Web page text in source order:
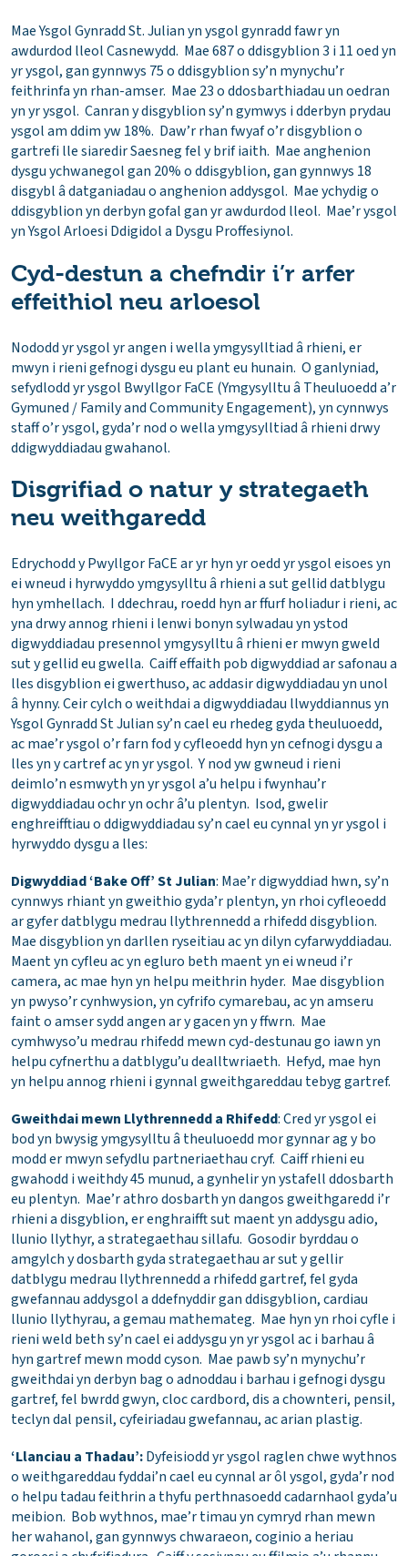
Mae Ysgol Gynradd St. Julian yn ysgol gynradd fawr yn
awdurdod lleol Casnewydd. Mae 687 o ddisgyblion 3 i 11 oed yn
yr ysgol, gan gynnwys 75 o ddisgyblion sy’n mynychu’r
feithrinfa yn rhan-amser. Mae 23 o ddosbarthiadau un oedran
yn yr ysgol. Canran y disgyblion sy’n gymwys i dderbyn prydau
ysgol am ddim yw 18%. Daw’r rhan fwyaf o’r disgyblion o
gartrefi lle siaredir Saesneg fel y brif iaith. Mae anghenion
dysgu ychwanegol gan 20% o ddisgyblion, gan gynnwys 18
disgybl â datganiadau o anghenion addysgol. Mae ychydig o
ddisgyblion yn derbyn gofal gan yr awdurdod lleol. Mae’r ysgol
yn Ysgol Arloesi Ddigidol a Dysgu Proffesiynol.
Cyd-destun a chefndir i’r arfer
effeithiol neu arloesol
Nododd yr ysgol yr angen i wella ymgysylltiad â rhieni, er
mwyn i rieni gefnogi dysgu eu plant eu hunain. O ganlyniad,
sefydlodd yr ysgol Bwyllgor FaCE (Ymgysylltu â Theuluoedd a’r
Gymuned / Family and Community Engagement), yn cynnwys
staff o’r ysgol, gyda’r nod o wella ymgysylltiad â rhieni drwy
ddigwyddiadau gwahanol.
Disgrifiad o natur y strategaeth
neu weithgaredd
Edrychodd y Pwyllgor FaCE ar yr hyn yr oedd yr ysgol eisoes yn
ei wneud i hyrwyddo ymgysylltu â rhieni a sut gellid datblygu
hyn ymhellach. I ddechrau, roedd hyn ar ffurf holiadur i rieni, ac
yna drwy annog rhieni i lenwi bonyn sylwadau yn ystod
digwyddiadau presennol ymgysylltu â rhieni er mwyn gweld
sut y gellid eu gwella. Caiff effaith pob digwyddiad ar safonau a
lles disgyblion ei gwerthuso, ac addasir digwyddiadau yn unol
â hynny. Ceir cylch o weithdai a digwyddiadau llwyddiannus yn
Ysgol Gynradd St Julian sy’n cael eu rhedeg gyda theuluoedd,
ac mae’r ysgol o’r farn fod y cyfleoedd hyn yn cefnogi dysgu a
lles yn y cartref ac yn yr ysgol. Y nod yw gwneud i rieni
deimlo’n esmwyth yn yr ysgol a’u helpu i fwynhau’r
digwyddiadau ochr yn ochr â’u plentyn. Isod, gwelir
enghreifftiau o ddigwyddiadau sy’n cael eu cynnal yn yr ysgol i
hyrwyddo dysgu a lles:
Digwyddiad ‘Bake Off’ St Julian: Mae’r digwyddiad hwn, sy’n
cynnwys rhiant yn gweithio gyda’r plentyn, yn rhoi cyfleoedd
ar gyfer datblygu medrau llythrennedd a rhifedd disgyblion.
Mae disgyblion yn darllen ryseitiau ac yn dilyn cyfarwyddiadau.
Maent yn cyfleu ac yn egluro beth maent yn ei wneud i’r
camera, ac mae hyn yn helpu meithrin hyder. Mae disgyblion
yn pwyso’r cynhwysion, yn cyfrifo cymarebau, ac yn amseru
faint o amser sydd angen ar y gacen yn y ffwrn. Mae
cymhwyso’u medrau rhifedd mewn cyd-destunau go iawn yn
helpu cyfnerthu a datblygu’u dealltwriaeth. Hefyd, mae hyn
yn helpu annog rhieni i gynnal gweithgareddau tebyg gartref.
Gweithdai mewn Llythrennedd a Rhifedd: Cred yr ysgol ei
bod yn bwysig ymgysylltu â theuluoedd mor gynnar ag y bo
modd er mwyn sefydlu partneriaethau cryf. Caiff rhieni eu
gwahodd i weithdy 45 munud, a gynhelir yn ystafell ddosbarth
eu plentyn. Mae’r athro dosbarth yn dangos gweithgaredd i’r
rhieni a disgyblion, er enghraifft sut maent yn addysgu adio,
llunio llythyr, a strategaethau sillafu. Gosodir byrddau o
amgylch y dosbarth gyda strategaethau ar sut y gellir
datblygu medrau llythrennedd a rhifedd gartref, fel gyda
gwefannau addysgol a ddefnyddir gan ddisgyblion, cardiau
llunio llythyrau, a gemau mathemateg. Mae hyn yn rhoi cyfle i
rieni weld beth sy’n cael ei addysgu yn yr ysgol ac i barhau â
hyn gartref mewn modd cyson. Mae pawb sy’n mynychu’r
gweithdai yn derbyn bag o adnoddau i barhau i gefnogi dysgu
gartref, fel bwrdd gwyn, cloc cardbord, dis a chownteri, pensil,
teclyn dal pensil, cyfeiriadau gwefannau, ac arian plastig.
‘Llanciau a Thadau’:Dyfeisiodd yr ysgol raglen chwe wythnos
o weithgareddau fyddai’n cael eu cynnal ar ôl ysgol, gyda’r nod
o helpu tadau feithrin a thyfu perthnasoedd cadarnhaol gyda’u
meibion. Bob wythnos, mae’r timau yn cymryd rhan mewn
her wahanol, gan gynnwys chwaraeon, coginio a heriau